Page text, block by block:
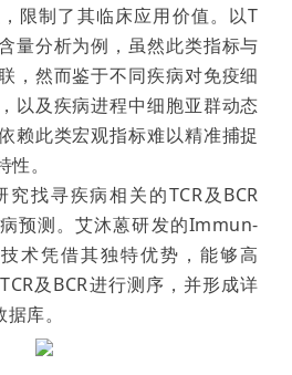
限制了其临床应用价值。以T
量分析为例，虽然此类指标与
，然而鉴于不同疾病对免疫细
以及疾病进程中细胞亚群动态
赖此类宏观指标难以精准捕捉
。
究找寻疾病相关的TCR及BCR
预测。艾沐蒽研发的Immun-
术凭借其独特优势，能够高
及BCR进行测序，并形成详
库。